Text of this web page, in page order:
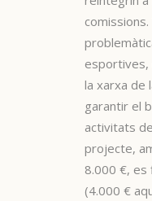
esportives,
la xarxa de
garantir el
activitats
projecte,
8.000 €, es
(4.000 €